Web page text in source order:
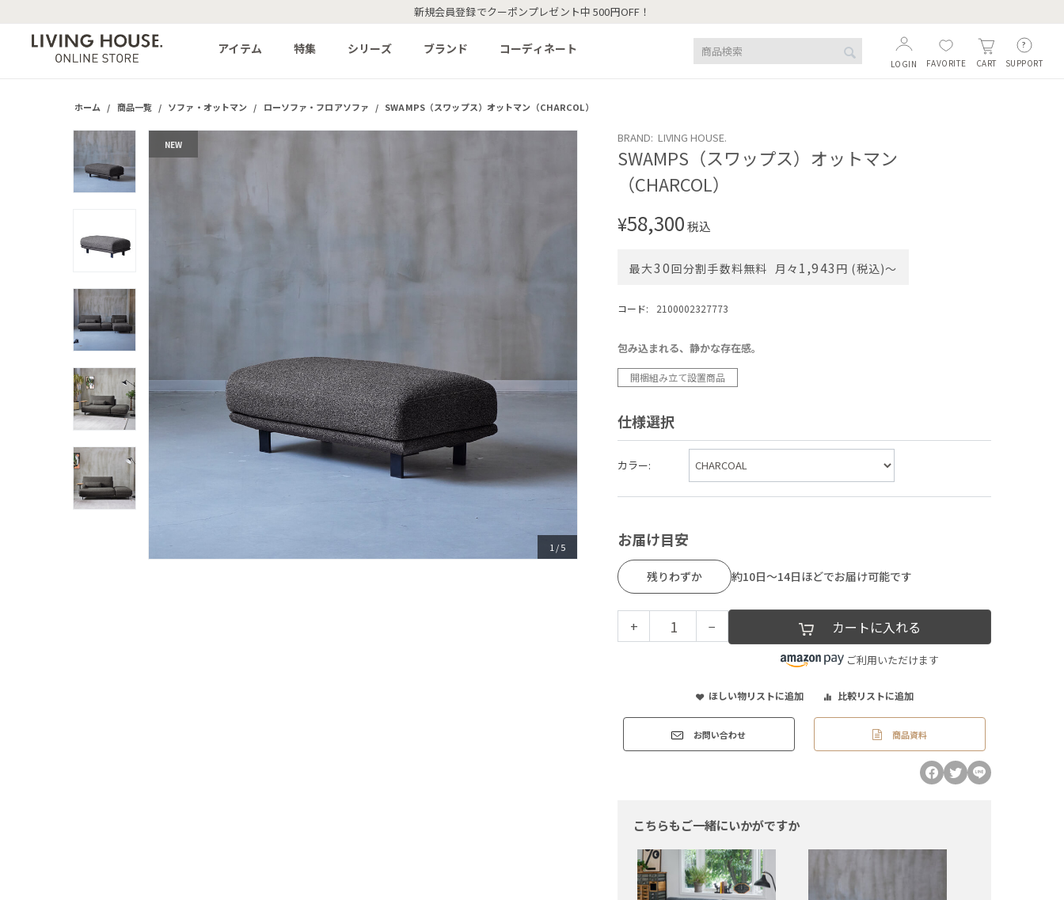
新規会員登録でクーポンプレゼント中 500円OFF！
アイテム 特集 シリーズ ブランド コーディネート
SUPPORT
CART
FAVORITE
LOGIN
ホーム / 商品一覧 / ソファ・オットマン / ローソファ・フロアソファ / SWAMPS（スワップス）オットマン（CHARCOL）
NEW
1 /5
BRAND: LIVING HOUSE.
SWAMPS（スワップス）オットマン
（CHARCOL）
¥58,300税込
最大30回分割手数料無料 月々 1,943 円 (税込)〜
コード: 2100002327773
包み込まれる、静かな存在感。
開梱組み立て設置商品
仕様選択
カラー:
お届け目安
残りわずか 約10日～14日ほどでお届け可能です
+ − カートに入れる
ご利用いただけます
ほしい物リストに追加 比較リストに追加
お問い合わせ 商品資料
こちらもご一緒にいかがですか